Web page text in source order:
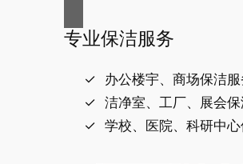
专业保洁服务
办公楼宇、商场保洁服
洁净室、工厂、展会保
学校、医院、科研中心